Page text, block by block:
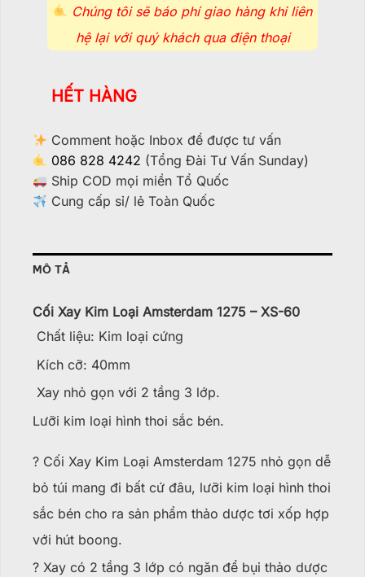
Chúng tôi sẽ báo phí giao hàng khi liên
hệ lại với quý khách qua điện thoại
HẾT HÀNG
Comment hoặc Inbox để được tư vấn
086 828 4242 (Tổng Đài Tư Vấn Sunday)
Ship COD mọi miền Tổ Quốc
Cung cấp sỉ/ lẻ Toàn Quốc
MÔ TẢ
Cối Xay Kim Loại Amsterdam 1275 – XS-60
Chất liệu: Kim loại cứng
Kích cỡ: 40mm
Xay nhỏ gọn với 2 tầng 3 lớp.
Lưỡi kim loại hình thoi sắc bén.
? Cối Xay Kim Loại Amsterdam 1275 nhỏ gọn dễ
bỏ túi mang đi bất cứ đâu, lưỡi kim loại hình thoi
sắc bén cho ra sản phẩm thảo dược tơi xốp hợp
với hút boong.
? Xay có 2 tầng 3 lớp có ngăn để bụi thảo dược